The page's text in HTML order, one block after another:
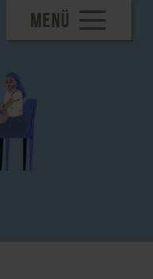
MENÜ